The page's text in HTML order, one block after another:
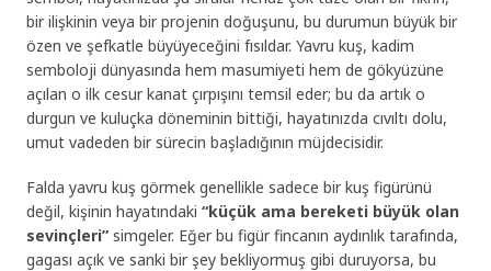
bir ilişkinin veya bir projenin doğuşunu, bu durumun büyük bir
özen ve şefkatle büyüyeceğini fısıldar. Yavru kuş, kadim
semboloji dünyasında hem masumiyeti hem de gökyüzüne
açılan o ilk cesur kanat çırpışını temsil eder; bu da artık o
durgun ve kuluçka döneminin bittiği, hayatınızda cıvıltı dolu,
umut vadeden bir sürecin başladığının müjdecisidir.
Falda yavru kuş görmek genellikle sadece bir kuş figürünü
değil, kişinin hayatındaki“küçük ama bereketi büyük olan
sevinçleri” simgeler. Eğer bu figür fincanın aydınlık tarafında,
gagası açık ve sanki bir şey bekliyormuş gibi duruyorsa, bu